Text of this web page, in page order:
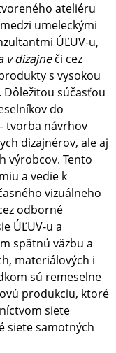
ateliéru
umeleckými
ÚĽUV-u,
v dizajneči cez
s vysokou
súčasťou
do
tvorba návrhov
dizajnérov, ale aj
výrobcov. Tento
a vedie k
vizuálneho
odborné
ÚĽUV-u a
spätnú väzbu a
materiálových i
sú remeselne
produkciu, ktoré
siete
siete samotných